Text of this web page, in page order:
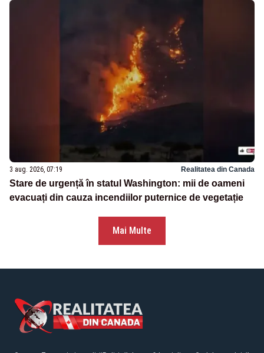
3 aug. 2026, 07:19 Realitatea din Canada
Stare de urgență în statul Washington: mii de oameni
evacuați din cauza incendiilor puternice de vegetație
Mai Multe